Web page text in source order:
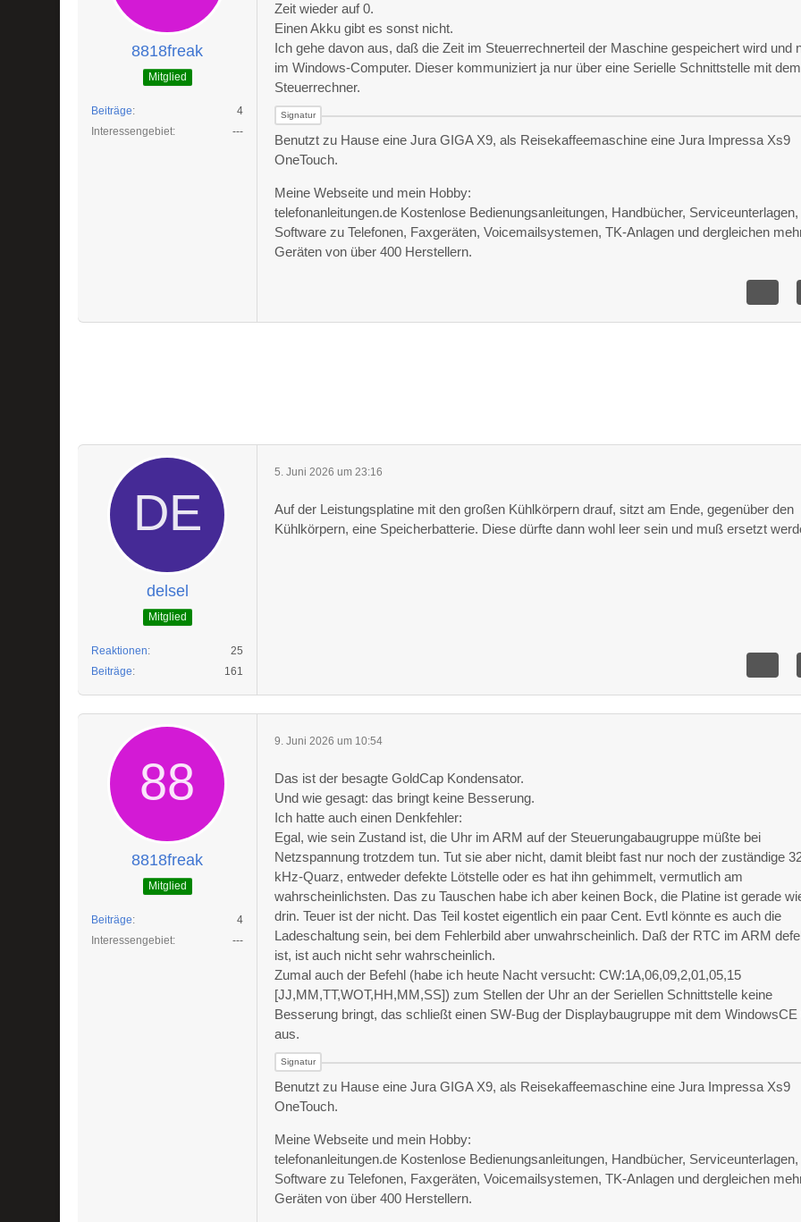
8818freak
Mitglied
Beiträge
4
Interessengebiet
---
Zeit wieder auf 0.
Einen Akku gibt es sonst nicht.
Ich gehe davon aus, daß die Zeit im Steuerrechnerteil der Maschine gespeichert wird und
im Windows-Computer. Dieser kommuniziert ja nur über eine Serielle Schnittstelle mit dem
Steuerrechner.
Benutzt zu Hause eine Jura GIGA X9, als Reisekaffeemaschine eine Jura Impressa Xs9
OneTouch.
Meine Webseite und mein Hobby:
telefonanleitungen.de Kostenlose Bedienungsanleitungen, Handbücher, Serviceunterlagen,
Software zu Telefonen, Faxgeräten, Voicemailsystemen, TK-Anlagen und dergleichen
Geräten von über 400 Herstellern.
delsel
Mitglied
Reaktionen
25
Beiträge
161
5. Juni 2026 um 23:16
Auf der Leistungsplatine mit den großen Kühlkörpern drauf, sitzt am Ende, gegenüber den
Kühlkörpern, eine Speicherbatterie. Diese dürfte dann wohl leer sein und muß ersetzt
8818freak
Mitglied
Beiträge
4
Interessengebiet
---
9. Juni 2026 um 10:54
Das ist der besagte GoldCap Kondensator.
Und wie gesagt: das bringt keine Besserung.
Ich hatte auch einen Denkfehler:
Egal, wie sein Zustand ist, die Uhr im ARM auf der Steuerungabaugruppe müßte bei
Netzspannung trotzdem tun. Tut sie aber nicht, damit bleibt fast nur noch der zuständige
kHz-Quarz, entweder defekte Lötstelle oder es hat ihn gehimmelt, vermutlich am
wahrscheinlichsten. Das zu Tauschen habe ich aber keinen Bock, die Platine ist gerade
drin. Teuer ist der nicht. Das Teil kostet eigentlich ein paar Cent. Evtl könnte es auch die
Ladeschaltung sein, bei dem Fehlerbild aber unwahrscheinlich. Daß der RTC im ARM
ist, ist auch nicht sehr wahrscheinlich.
Zumal auch der Befehl (habe ich heute Nacht versucht: CW:1A,06,09,2,01,05,15
[JJ,MM,TT,WOT,HH,MM,SS]) zum Stellen der Uhr an der Seriellen Schnittstelle keine
Besserung bringt, das schließt einen SW-Bug der Displaybaugruppe mit dem WindowsCE
aus.
Benutzt zu Hause eine Jura GIGA X9, als Reisekaffeemaschine eine Jura Impressa Xs9
OneTouch.
Meine Webseite und mein Hobby:
telefonanleitungen.de Kostenlose Bedienungsanleitungen, Handbücher, Serviceunterlagen,
Software zu Telefonen, Faxgeräten, Voicemailsystemen, TK-Anlagen und dergleichen
Geräten von über 400 Herstellern.